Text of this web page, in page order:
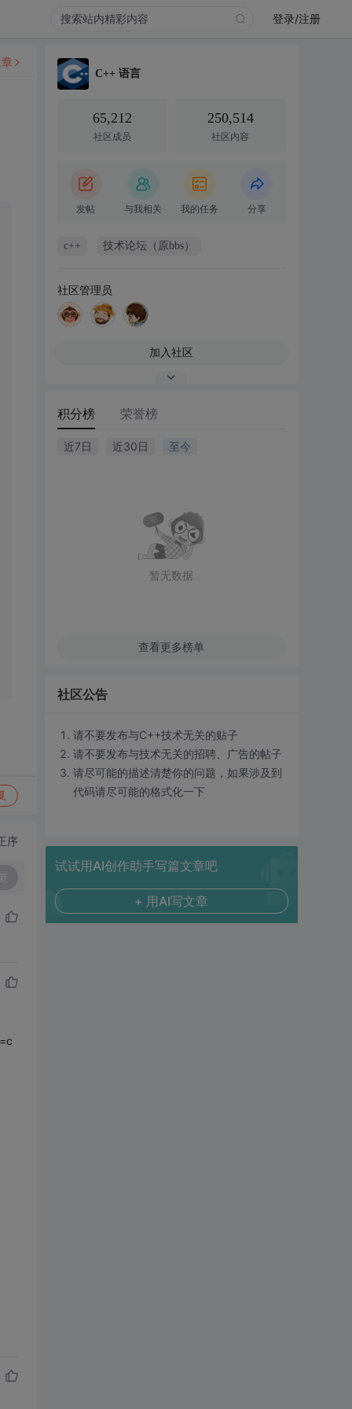
登录/注册
序
C++ 语言
65,212
社区成员
250,514
社区内容
发帖 与我相关 我的任务 分享
c++ 技术论坛（原bbs）
社区管理员
加入社区
积分榜 荣誉榜
近7日 近30日 至今
暂无数据
查看更多榜单
社区公告
请不要发布与C++技术无关的贴子
请不要发布与技术无关的招聘、广告的帖子
请尽可能的描述清楚你的问题，如果涉及到
代码请尽可能的格式化一下
试试用AI创作助手写篇文章吧
+ 用AI写文章